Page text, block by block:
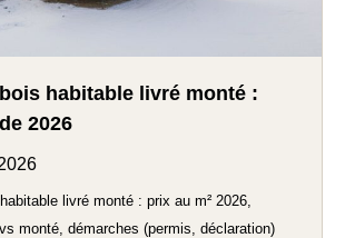
habitable livré monté :
2026
livré monté : prix au m² 2026,
monté, démarches (permis, déclaration)